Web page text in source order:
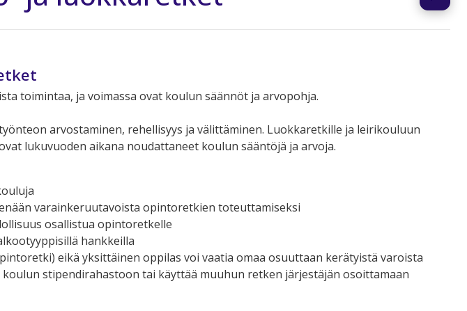
toimintaa, ja voimassa ovat koulun säännöt ja arvopohja.
arvostaminen, rehellisyys ja välittäminen. Luokkaretkille ja leirikouluun
lukuvuoden aikana noudattaneet koulun sääntöjä ja arvoja.
varainkeruutavoista opintoretkien toteuttamiseksi
osallistua opintoretkelle
hankkeilla
eikä yksittäinen oppilas voi vaatia omaa osuuttaan kerätyistä varoista
stipendirahastoon tai käyttää muuhun retken järjestäjän osoittamaan